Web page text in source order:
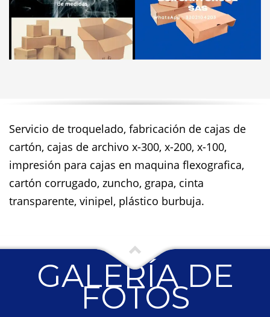
Servicio de troquelado, fabricación de cajas de
cartón, cajas de archivo x-300, x-200, x-100,
impresión para cajas en maquina flexografica,
cartón corrugado, zuncho, grapa, cinta
transparente, vinipel, plástico burbuja.
GALERÍA DE
FOTOS